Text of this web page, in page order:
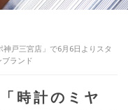
戸三宮店」で6月6日よりスタ
ランド
時計のミヤ